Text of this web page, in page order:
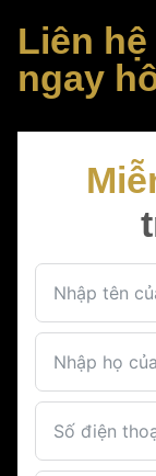
Liên
ngay